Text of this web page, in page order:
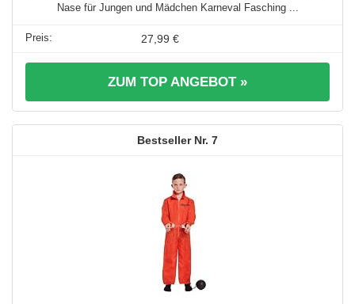
Nase für Jungen und Mädchen Karneval Fasching ...
27,99 €
ZUM TOP ANGEBOT »
7